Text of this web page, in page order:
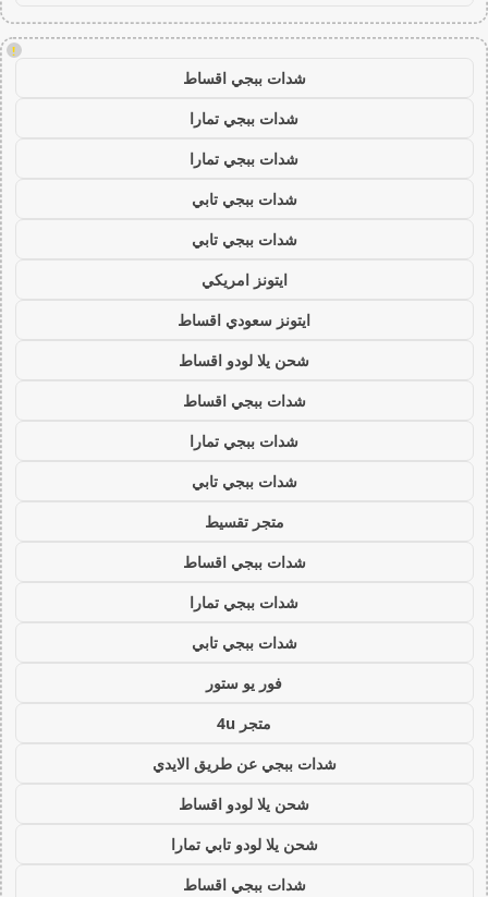
!
شدات ببجي اقساط
شدات ببجي تمارا
شدات ببجي تمارا
شدات ببجي تابي
شدات ببجي تابي
ايتونز امريكي
ايتونز سعودي اقساط
شحن يلا لودو اقساط
شدات ببجي اقساط
شدات ببجي تمارا
شدات ببجي تابي
متجر تقسيط
شدات ببجي اقساط
شدات ببجي تمارا
شدات ببجي تابي
فور يو ستور
متجر 4u
شدات ببجي عن طريق الايدي
شحن يلا لودو اقساط
شحن يلا لودو تابي تمارا
شدات ببجي اقساط